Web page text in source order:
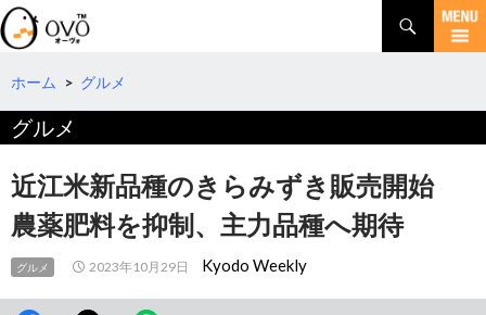
検
索
コ
テ
ツ
へ
移
動
ホーム > グルメ
グルメ
近江米新品種のきらみずき販売開始
農薬肥料を抑制、主力品種へ期待
グルメ 2023年10月29日 Kyodo Weekly